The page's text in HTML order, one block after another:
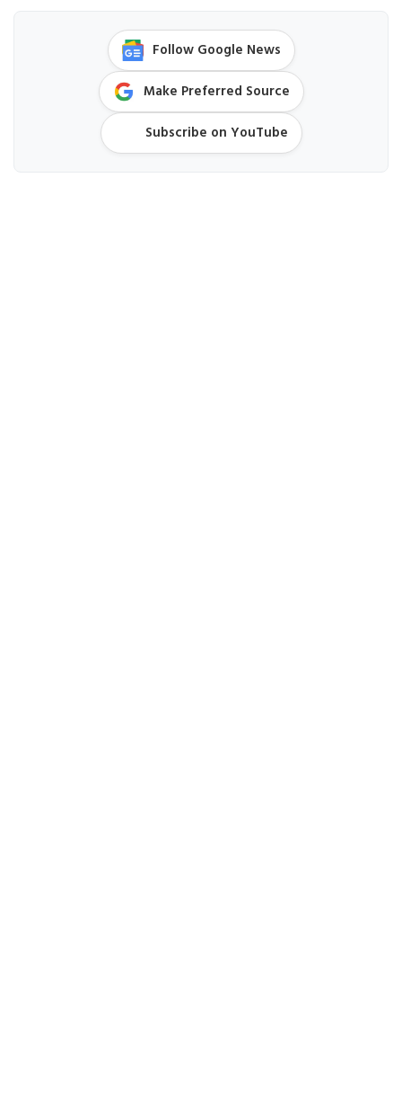
Follow Google News
Make Preferred Source
Subscribe on YouTube